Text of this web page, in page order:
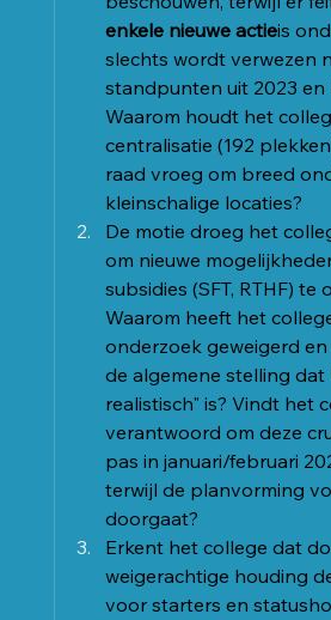
enkele nieuwe actieis
slechts wordt verwezen
standpunten uit 2023 en
Waarom houdt het
centralisatie (192
raad vroeg om breed
kleinschalige locaties?
De motie droeg het
om nieuwe
subsidies (SFT, RTHF) te
Waarom heeft het
onderzoek geweigerd
de algemene stelling
realistisch" is? Vindt het
verantwoord om deze
pas in januari/februari
terwijl de planvorming
doorgaat?
Erkent het college dat
weigerachtige houding
voor starters en